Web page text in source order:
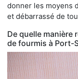
donner les moyens
et débarrassé de
De quelle manière
de fourmis à Port-